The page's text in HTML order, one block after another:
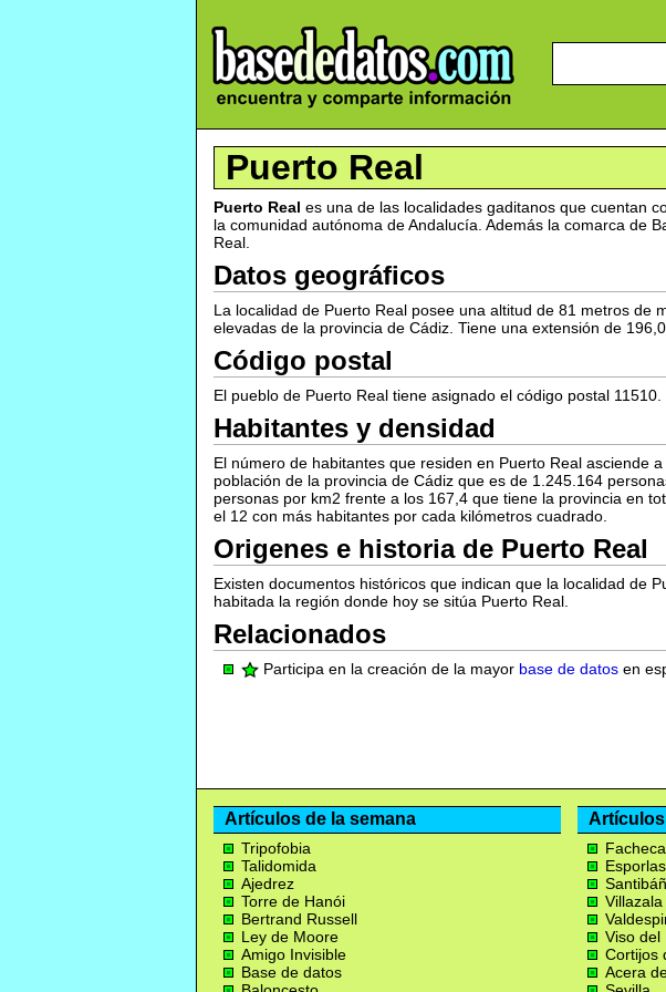
Puerto Real
Puerto Real es una de las localidades gaditanos que cuentan
la comunidad autónoma de Andalucía. Además la comarca de
Real.
Datos geográficos
La localidad de Puerto Real posee una altitud de 81 metros de
elevadas de la provincia de Cádiz. Tiene una extensión de
Código postal
El pueblo de Puerto Real tiene asignado el código postal 11510.
Habitantes y densidad
El número de habitantes que residen en Puerto Real asciende
población de la provincia de Cádiz que es de 1.245.164
personas por km2 frente a los 167,4 que tiene la provincia en
el 12 con más habitantes por cada kilómetros cuadrado.
Origenes e historia de Puerto Real
Existen documentos históricos que indican que la localidad de
habitada la región donde hoy se sitúa Puerto Real.
Relacionados
Participa en la creación de la mayor base de datos en
Artículos de la semana
Tripofobia
Talidomida
Ajedrez
Torre de Hanói
Bertrand Russell
Ley de Moore
Amigo Invisible
Base de datos
Facheca
Esporlas
Villazala
Viso del
Cortijos
Acera